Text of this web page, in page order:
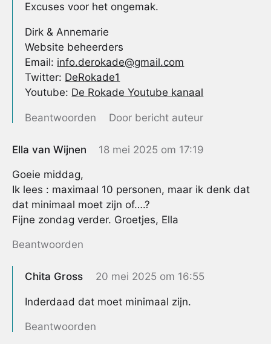
Excuses voor het ongemak.
Dirk & Annemarie
Website beheerders
Email: info.derokade@gmail.com
Twitter: DeRokade1
Youtube: De Rokade Youtube kanaal
Beantwoorden Door bericht auteur
Ella van Wijnen 18 mei 2025 om 17:19
Goeie middag,
Ik lees : maximaal 10 personen, maar ik denk dat
dat minimaal moet zijn of….?
Fijne zondag verder. Groetjes, Ella
Beantwoorden
Chita Gross 20 mei 2025 om 16:55
Inderdaad dat moet minimaal zijn.
Beantwoorden